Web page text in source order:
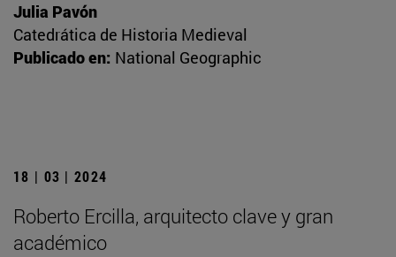
Julia Pavón
Catedrática de Historia Medieval
Publicado en: National Geographic
18 | 03 | 2024
Roberto Ercilla, arquitecto clave y gran
académico